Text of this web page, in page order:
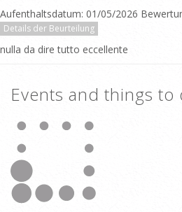
Aufenthaltsdatum: 01/05/2026
Details der Beurteilung
nulla da dire tutto eccellente
Events and things to